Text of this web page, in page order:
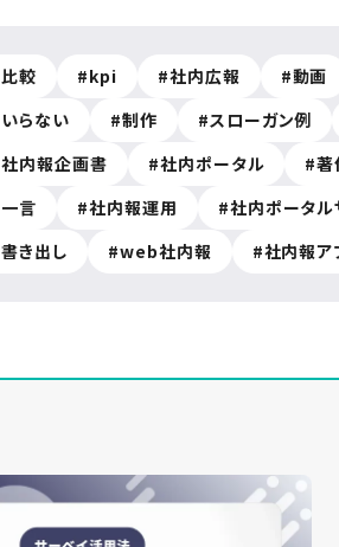
比較 kpi 社内広報 動画
いらない
制作 スローガン例
社内報企画書
社内ポータル 著
一言
社内報運用 社内ポータル
書き出し
web社内報 社内報ア